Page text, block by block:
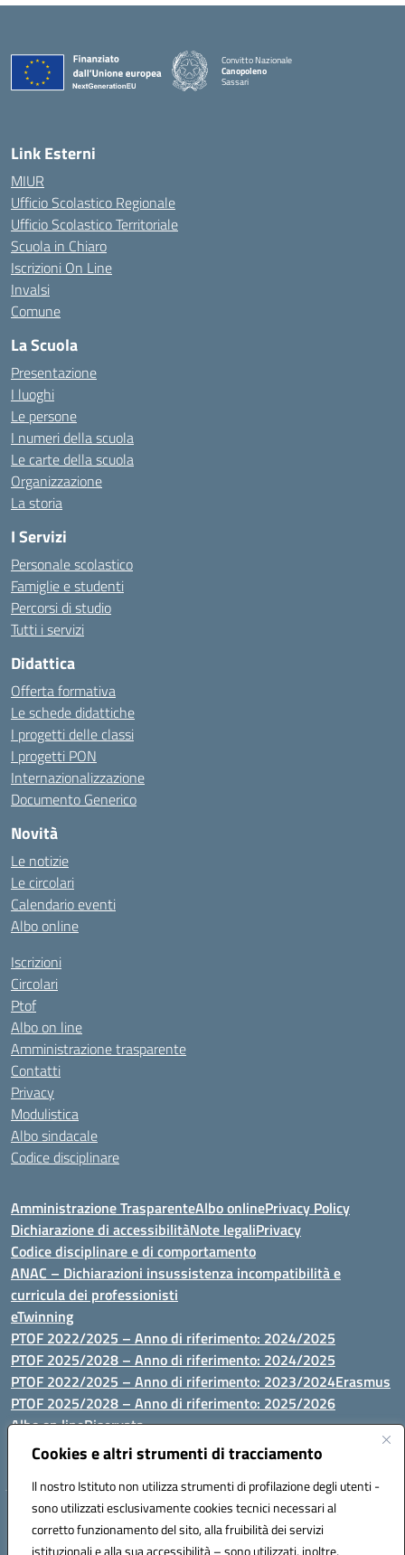
Cookies e altri strumenti di tracciamento
Il nostro Istituto non utilizza strumenti di profilazione degli utenti -
sono utilizzati esclusivamente cookies tecnici necessari al
corretto funzionamento del sito, alla fruibilità dei servizi
istituzionali e alla sua accessibilità – sono utilizzati, inoltre,
Convitto Nazionale
Canopoleno
Sassari
Link Esterni
MIUR
Ufficio Scolastico Regionale
Ufficio Scolastico Territoriale
Scuola in Chiaro
Iscrizioni On Line
Invalsi
Comune
La Scuola
Presentazione
I luoghi
Le persone
I numeri della scuola
Le carte della scuola
Organizzazione
La storia
I Servizi
Personale scolastico
Famiglie e studenti
Percorsi di studio
Tutti i servizi
Didattica
Offerta formativa
Le schede didattiche
I progetti delle classi
I progetti PON
Internazionalizzazione
Documento Generico
Novità
Le notizie
Le circolari
Calendario eventi
Albo online
Iscrizioni
Circolari
Ptof
Albo on line
Amministrazione trasparente
Contatti
Privacy
Modulistica
Albo sindacale
Codice disciplinare
Amministrazione TrasparenteAlbo onlinePrivacy Policy
Dichiarazione di accessibilitàNote legaliPrivacy
Codice disciplinare e di comportamento
ANAC – Dichiarazioni insussistenza incompatibilità e
curricula dei professionisti
eTwinning
PTOF 2022/2025 – Anno di riferimento: 2024/2025
PTOF 2025/2028 – Anno di riferimento: 2024/2025
PTOF 2022/2025 – Anno di riferimento: 2023/2024Erasmus
PTOF 2025/2028 – Anno di riferimento: 2025/2026
Albo on lineRiservata
P.N. Dotazione di attrezzature per le palestre
Via Luna e Sole, 44 07100, Sassari - Tel 079293287 - Fax 0793764116
- Mail: ssvc010009@istruzione.it - PEC: ssvc010009@pec.istruzione.it